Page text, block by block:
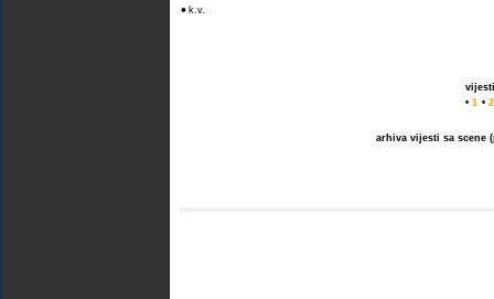
• k.v.
• 1 • 2
arhiva vijesti sa scene